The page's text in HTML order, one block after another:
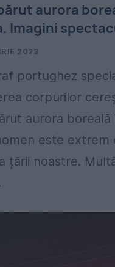
aurora
Imagini
2023
portughez
corpurilor
aurora boreală
este extrem
țării noastre.